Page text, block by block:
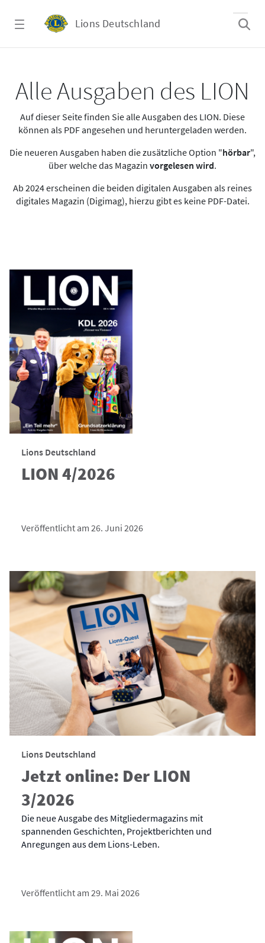
Lions Deutschland
Alle Ausgaben des LION
Auf dieser Seite finden Sie alle Ausgaben des LION. Diese
können als PDF angesehen und heruntergeladen werden.
Die neueren Ausgaben haben die zusätzliche Option "hörbar",
über welche das Magazin vorgelesen wird.
Ab 2024 erscheinen die beiden digitalen Ausgaben als reines
digitales Magazin (Digimag), hierzu gibt es keine PDF-Datei.
Lions Deutschland
LION 4/2026
Veröffentlicht am 26. Juni 2026
Lions Deutschland
Jetzt online: Der LION
3/2026
Die neue Ausgabe des Mitgliedermagazins mit
spannenden Geschichten, Projektberichten und
Anregungen aus dem Lions-Leben.
Veröffentlicht am 29. Mai 2026